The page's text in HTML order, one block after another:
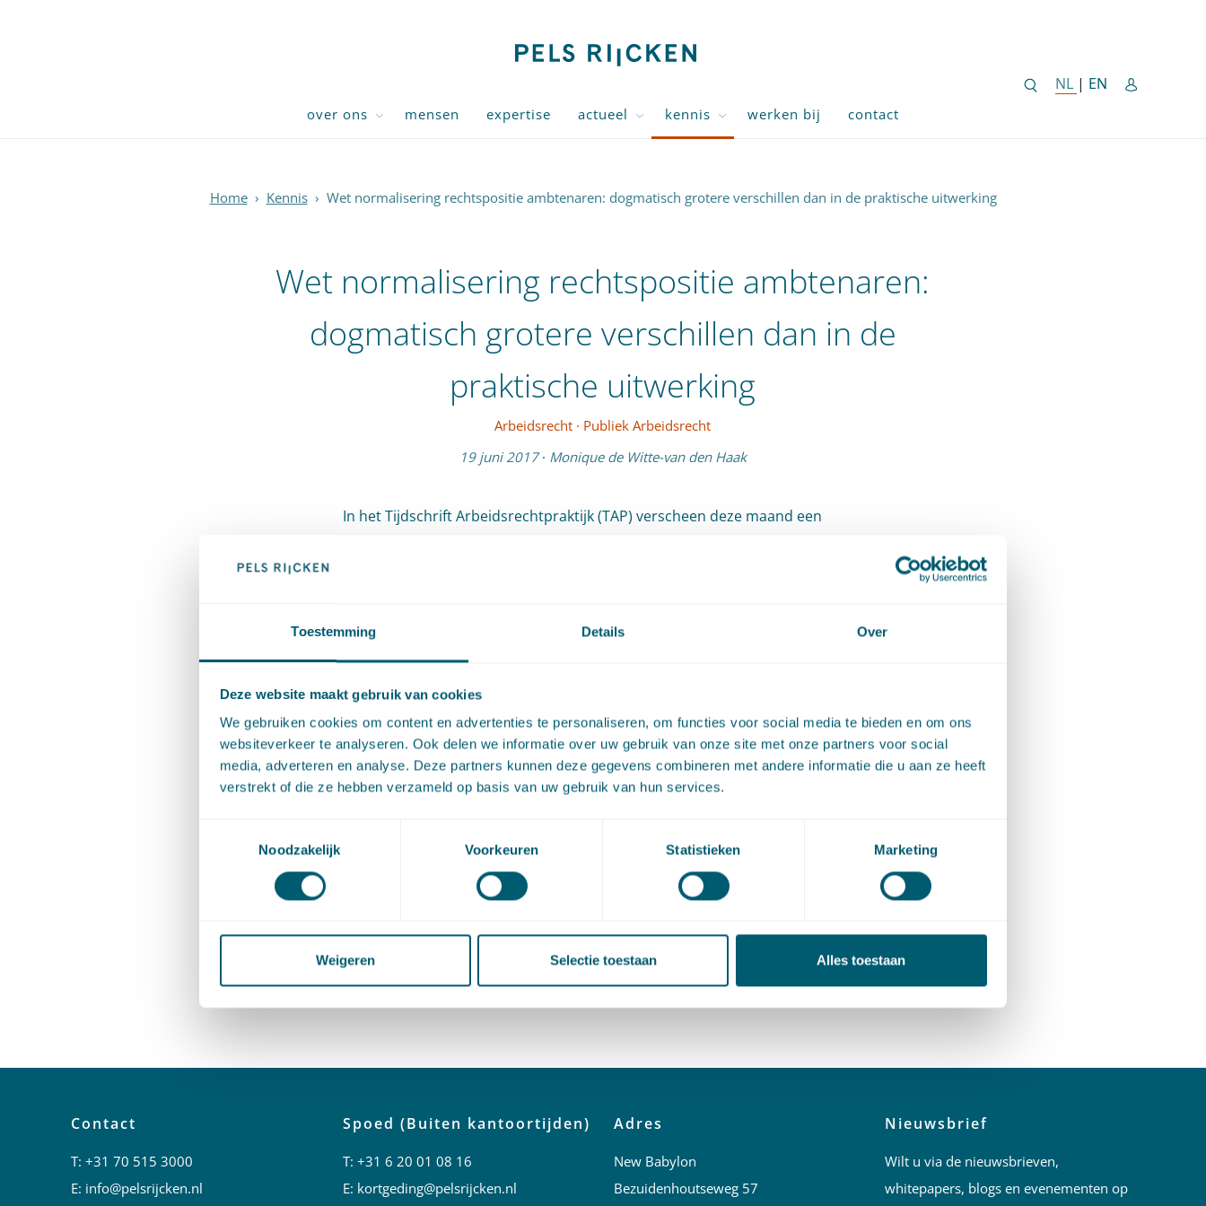
Toestemming Details Over
Deze website maakt gebruik van cookies
We gebruiken cookies om content en advertenties te personaliseren, om functies voor social media te bieden en om ons
websiteverkeer te analyseren. Ook delen we informatie over uw gebruik van onze site met onze partners voor social
media, adverteren en analyse. Deze partners kunnen deze gegevens combineren met andere informatie die u aan ze heeft
verstrekt of die ze hebben verzameld op basis van uw gebruik van hun services.
Noodzakelijk
Voorkeuren Statistieken Marketing
Weigeren Selectie toestaan Alles toestaan
NL NEDERLANDSE
| EN ENGLISH
over ons mensen expertise actueel kennis werken bij contact
Home › Kennis › Wet normalisering rechtspositie ambtenaren: dogmatisch grotere verschillen dan in de praktische uitwerking
Wet normalisering rechtspositie ambtenaren:
dogmatisch grotere verschillen dan in de
praktische uitwerking
Arbeidsrecht · Publiek Arbeidsrecht
19 juni 2017 · Monique de Witte-van den Haak
In het Tijdschrift Arbeidsrechtpraktijk (TAP) verscheen deze maand een
de rechtspositie van ambtenaren die optreden na inwerkingtreding van de
Wnra. Voor aanstelling en ontslag van ambtenaren treedt het BW in werking.
Arbeidsvoorwaarden worden geregeld in een cao. De ambtelijke status met
zijn bijzonderheden blijft echter bestaan. Er komt een nieuwe
Ambtenarenwet met regels gericht op integriteit en transparantie. Die wet
geeft inhoud aan goed ambtenaarschap en goed ambtelijk werkgeverschap.
Contact
Contact
T:+31 70 515 3000
E: info@pelsrijcken.nl
Spoed (Buiten kantoortijden)
T: +31 6 20 01 08 16
E: kortgeding@pelsrijcken.nl
Adres
New Babylon
Bezuidenhoutseweg 57
Nieuwsbrief
Wilt u via de nieuwsbrieven,
whitepapers, blogs en evenementen op